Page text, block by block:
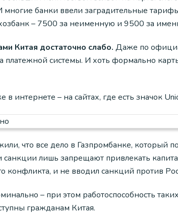
многие банки ввели заградительные
– 7500 за неименную и 9500 за
Китая достаточно слабо. Даже по
платежной системы. И хоть формально
интернете – на сайтах, где есть значок
что все дело в Газпромбанке, который
лишь запрещают привлекать
конфликта, и не вводил санкций против
– при этом работоспособность
гражданам Китая.